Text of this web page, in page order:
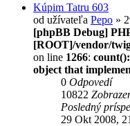
Kúpim Tatru 603
od užívateľa Pepo »
[phpBB Debug]
[ROOT]/vendor/
on line 1266:
object that
0 Odpovedí
10822
Posledný
29 Okt 2008,